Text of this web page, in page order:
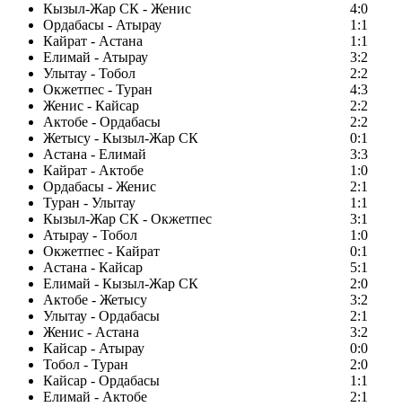
Кызыл-Жар СК - Женис
4:0
Ордабасы - Атырау
1:1
Кайрат - Астана
1:1
Елимай - Атырау
3:2
Улытау - Тобол
2:2
Окжетпес - Туран
4:3
Женис - Кайсар
2:2
Актобе - Ордабасы
2:2
Жетысу - Кызыл-Жар СК
0:1
Астана - Елимай
3:3
Кайрат - Актобе
1:0
Ордабасы - Женис
2:1
Туран - Улытау
1:1
Кызыл-Жар СК - Окжетпес
3:1
Атырау - Тобол
1:0
Окжетпес - Кайрат
0:1
Астана - Кайсар
5:1
Елимай - Кызыл-Жар СК
2:0
Актобе - Жетысу
3:2
Улытау - Ордабасы
2:1
Женис - Астана
3:2
Кайсар - Атырау
0:0
Тобол - Туран
2:0
Кайсар - Ордабасы
1:1
Елимай - Актобе
2:1